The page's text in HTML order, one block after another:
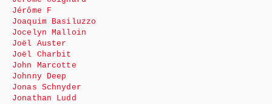
Jérôme F
Joaquim Basiluzzo
Jocelyn Malloin
Joël Auster
Joël Charbit
John Marcotte
Johnny Deep
Jonas Schnyder
Jonathan Ludd